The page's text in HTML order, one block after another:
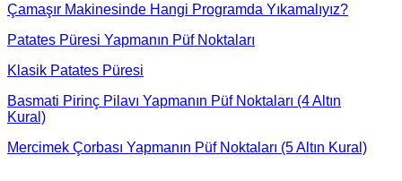
Çamaşır Makinesinde Hangi Programda Yıkamalıyız?
Patates Püresi Yapmanın Püf Noktaları
Klasik Patates Püresi
Basmati Pirinç Pilavı Yapmanın Püf Noktaları (4 Altın
Kural)
Mercimek Çorbası Yapmanın Püf Noktaları (5 Altın Kural)